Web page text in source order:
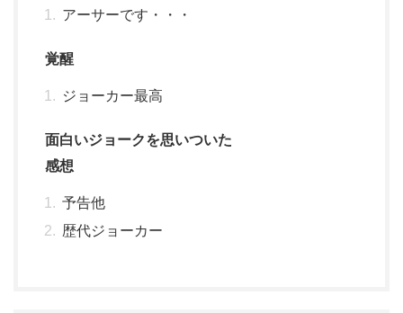
アーサーです・・・
覚醒
ジョーカー最高
面白いジョークを思いついた
感想
予告他
歴代ジョーカー